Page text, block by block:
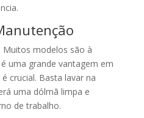
Muitos modelos são à
uma grande vantagem em
crucial. Basta lavar na
uma dólmã limpa e
de trabalho.